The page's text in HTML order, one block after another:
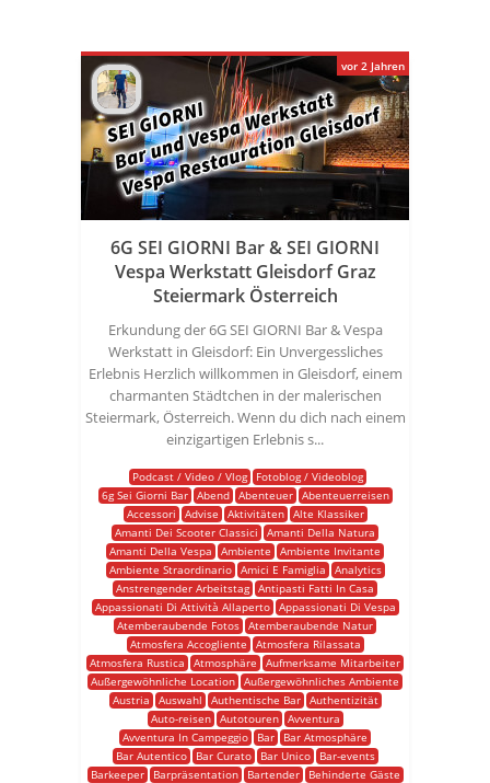
6G SEI GIORNI Bar & SEI GIORNI
Vespa Werkstatt Gleisdorf Graz
Steiermark Österreich
Erkundung der 6G SEI GIORNI Bar & Vespa
Werkstatt in Gleisdorf: Ein Unvergessliches
Erlebnis Herzlich willkommen in Gleisdorf, einem
charmanten Städtchen in der malerischen
Steiermark, Österreich. Wenn du dich nach einem
einzigartigen Erlebnis s...
Podcast / Video / Vlog
Fotoblog / Videoblog
6g Sei Giorni Bar
Abend Abenteuer
Abenteuerreisen
Accessori
Advise Aktivitäten
Alte Klassiker
Amanti Dei Scooter Classici
Amanti Della Natura
Amanti Della Vespa
Ambiente
Ambiente Invitante
Ambiente Straordinario
Amici E Famiglia
Analytics
Anstrengender Arbeitstag Antipasti Fatti In Casa
Appassionati Di Attività Allaperto
Appassionati Di Vespa
Atemberaubende Fotos Atemberaubende Natur
Atmosfera Accogliente
Atmosfera Rilassata
Atmosfera Rustica
Atmosphäre
Aufmerksame Mitarbeiter
Außergewöhnliche Location Außergewöhnliches Ambiente
Austria
Auswahl Authentische Bar
Authentizität
Auto-reisen
Autotouren
Avventura
Avventura In Campeggio
Bar
Bar Atmosphäre
Bar Autentico
Bar Curato Bar Unico
Bar-events
Barkeeper
Barpräsentation Bartender
Behinderte Gäste
vor 2 Jahren